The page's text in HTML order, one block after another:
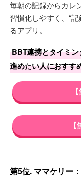
毎朝の記録からカレ
習慣化しやすく、“
るアプリ。
BBT連携とタイミ
進めたい人におすす
第5位. ママケリー